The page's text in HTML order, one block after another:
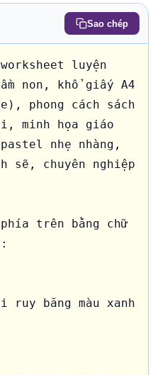
Sao chép
luyện
non, khổ giấy A4
phong cách sách
minh họa giáo
nhẹ nhàng,
sẽ, chuyên nghiệp
trên bằng chữ
ruy băng màu xanh